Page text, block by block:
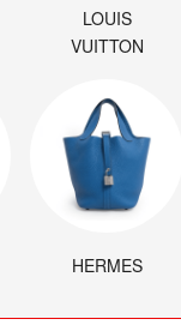
LOUIS
VUITTON
HERMES